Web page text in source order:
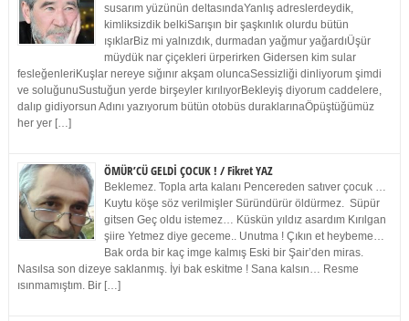
susarım yüzünün deltasındaYanlış adreslerdeydik,
kimliksizdik belkiSarışın bir şaşkınlık olurdu bütün
ışıklarBiz mi yalnızdık, durmadan yağmur yağardıÜşür
müydük nar çiçekleri ürperirken Gidersen kim sular
fesleğenleriKuşlar nereye sığınır akşam oluncaSessizliği dinliyorum şimdi
ve soluğunuSustuğun yerde birşeyler kırılıyorBekleyiş diyorum caddelere,
dalıp gidiyorsun Adını yazıyorum bütün otobüs duraklarınaÖpüştüğümüz
her yer […]
ÖMÜR’CÜ GELDİ ÇOCUK ! / Fikret YAZ
Beklemez. Topla arta kalanı Pencereden satıver çocuk …
Kuytu köşe söz verilmişler Süründürür öldürmez. Süpür
gitsen Geç oldu istemez… Küskün yıldız asardım Kırılgan
şiire Yetmez diye geceme.. Unutma ! Çıkın et heybeme…
Bak orda bir kaç imge kalmış Eski bir Şair’den miras.
Nasılsa son dizeye saklanmış. İyi bak eskitme ! Sana kalsın… Resme
ısınmamıştım. Bir […]